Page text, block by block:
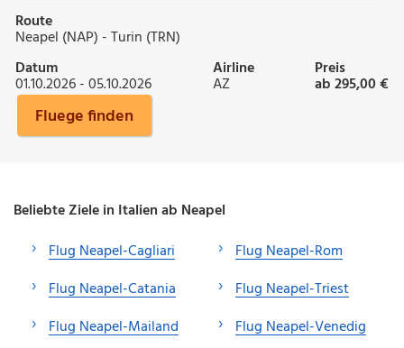
Route
Neapel (NAP) - Turin (TRN)
Datum
01.10.2026 - 05.10.2026
Airline
AZ
Preis
ab 295,00 €
Fluege finden
Beliebte Ziele in Italien ab Neapel
Flug Neapel-Cagliari
Flug Neapel-Catania
Flug Neapel-Mailand
Flug Neapel-Rom
Flug Neapel-Triest
Flug Neapel-Venedig